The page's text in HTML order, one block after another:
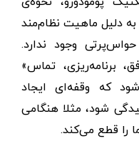
دلیل ماهیت نظام‌مند
وجود ندارد.
برنامه‌ریزی، تماس»
که وقفه‌ای ایجاد
شود، مثلا هنگامی
را قطع می‌کند.